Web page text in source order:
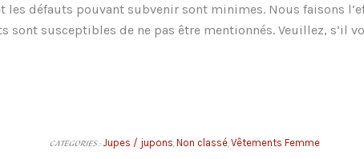
les défauts pouvant subvenir sont minimes. Nous faisons
susceptibles de ne pas être mentionnés. Veuillez, s’il
CATÉGORIES : Jupes / jupons,Non classé,Vêtements Femme